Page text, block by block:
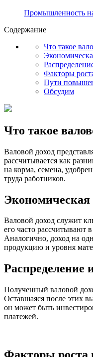
Промышленность
Содержание
Что такое
Факторы
Пути
Обсудим
Что такое
Валовой доход
рассчитывается как
на корма, семена,
труда работников.
Экономическая
Валовой доход служит
его часто рассчитывают
Аналогично, доход на
продукцию и уровня
Распределение
Полученный валовой
Оставшаяся после этих
он может быть
платежей.